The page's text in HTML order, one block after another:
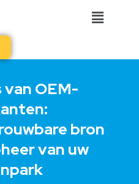
OEM-
bron
van uw